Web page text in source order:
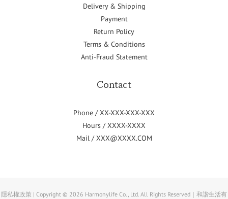
Delivery & Shipping
Payment
Return Policy
Terms & Conditions
Anti-Fraud Statement
Contact
Phone / XX-XXX-XXX-XXX
Hours / XXXX-XXXX
Mail / XXX@XXXX.COM
隱私權政策 | Copyright © 2026 Harmonylife Co., Ltd. All Rights Reserved｜和諧生活有